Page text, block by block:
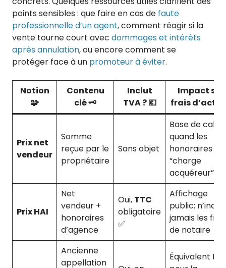
points sensibles : que faire en cas de faute
professionnelle d’un agent, comment réagir si la
vente tourne court avec dommages et intérêts
après annulation, ou encore comment se
protéger face à un promoteur à éviter.
Notion
🧩
Contenu
clé 🗝️
Inclut
TVA ? 💶
Impact sur
frais d’acte
Prix net
vendeur
Somme
reçue par le
propriétaire
Sans objet
Base de calcul
quand les
honoraires
“charge
acquéreur”
Prix HAI
Net
vendeur +
honoraires
d’agence
Oui, TTC
obligatoire
✅
Affichage
public; n’inclut
jamais les
de notaire
Ancienne
appellation
Équivalent HAI